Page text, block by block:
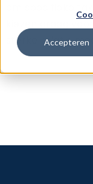
Accepteren
om specifieke
kiezen graag
sterke relatie